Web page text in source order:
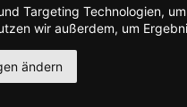
Targeting Technologien,
wir außerdem, um
ändern
Nutzbarkeit: